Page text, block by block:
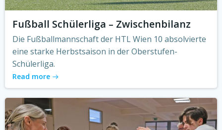
Fußball Schülerliga – Zwischenbilanz
Die Fußballmannschaft der HTL Wien 10 absolvierte
eine starke Herbstsaison in der Oberstufen-
Schülerliga.
Read more